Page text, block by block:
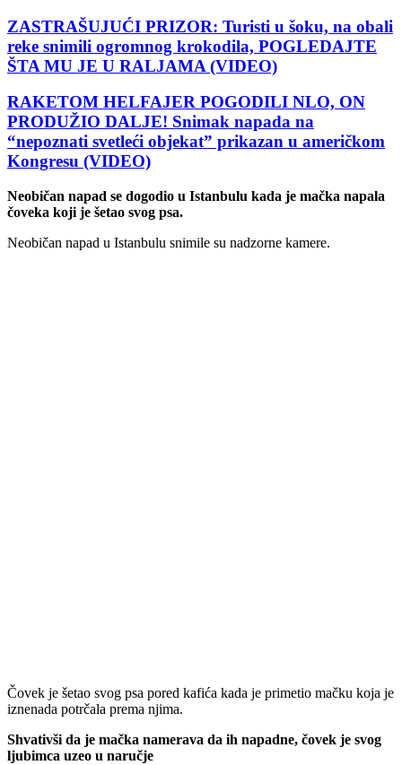
ZASTRAŠUJUĆI PRIZOR: Turisti u šoku, na obali
reke snimili ogromnog krokodila, POGLEDAJTE
ŠTA MU JE U RALJAMA (VIDEO)
RAKETOM HELFAJER POGODILI NLO, ON
PRODUŽIO DALJE! Snimak napada na
“nepoznati svetleći objekat” prikazan u američkom
Kongresu (VIDEO)
Neobičan napad se dogodio u Istanbulu kada je mačka napala
čoveka koji je šetao svog psa.
Neobičan napad u Istanbulu snimile su nadzorne kamere.
Čovek je šetao svog psa pored kafića kada je primetio mačku koja je
iznenada potrčala prema njima.
Shvativši da je mačka namerava da ih napadne, čovek je svog
ljubimca uzeo u naručje